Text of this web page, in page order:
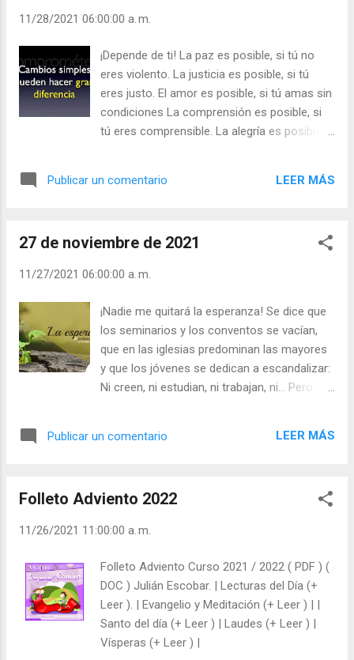
11/28/2021 06:00:00 a. m.
¡Depende de ti! La paz es posible, si tú no
eres violento. La justicia es posible, si tú
eres justo. El amor es posible, si tú amas sin
condiciones La comprensión es posible, si
tú eres comprensible. La alegría es posible,
de ser y pensar. Nos creemos que nosotros
“¡Ves como yo tenía o tengo razón!” “¡Es que
Hacer tal afirmación que es signo de estar
unos décimos de lotería y nos hacemos
ricos”, le decía una esposa a su esposo. -
¿Te crees en posesión de la verdad? -
¿Reconoces que tú también te equivocas?
Julián Escobar. | Lecturas del Día (+ Leer ). |
día (+ Leer ) | Laudes (+ Leer ) | Vísperas (+
Publicar un comentario LEER MÁS
27 de noviembre de 2021
11/27/2021 06:00:00 a. m.
¡Nadie me quitará la esperanza! Se dice que
los seminarios y los conventos se vacían,
que en las iglesias predominan las mayores
y que los jóvenes se dedican a escandalizar:
Ni creen, ni estudian, ni trabajan, ni… Pero
padres riendo con sus hijos. - He visto a un
celebrando la Misa. - Hoy hay más
años. - Conozco a jóvenes creyentes y
las personas son más solidarias que nunca.
Y san Pablo nos dice: “Que el Dios de la
esperanza os colme de todo gozo y paz…”
(Rom 15, 13). - ¿Pierdes fácilmente la
esperanza? - ¿Te rindes fácilmente al
Publicar un comentario LEER MÁS
Folleto Adviento 2022
11/26/2021 11:00:00 a. m.
Folleto Adviento Curso 2021 / 2022 ( PDF ) (
DOC ) Julián Escobar. | Lecturas del Día (+
Leer ). | Evangelio y Meditación (+ Leer ) | |
Santo del día (+ Leer ) | Laudes (+ Leer ) |
Vísperas (+ Leer ) |